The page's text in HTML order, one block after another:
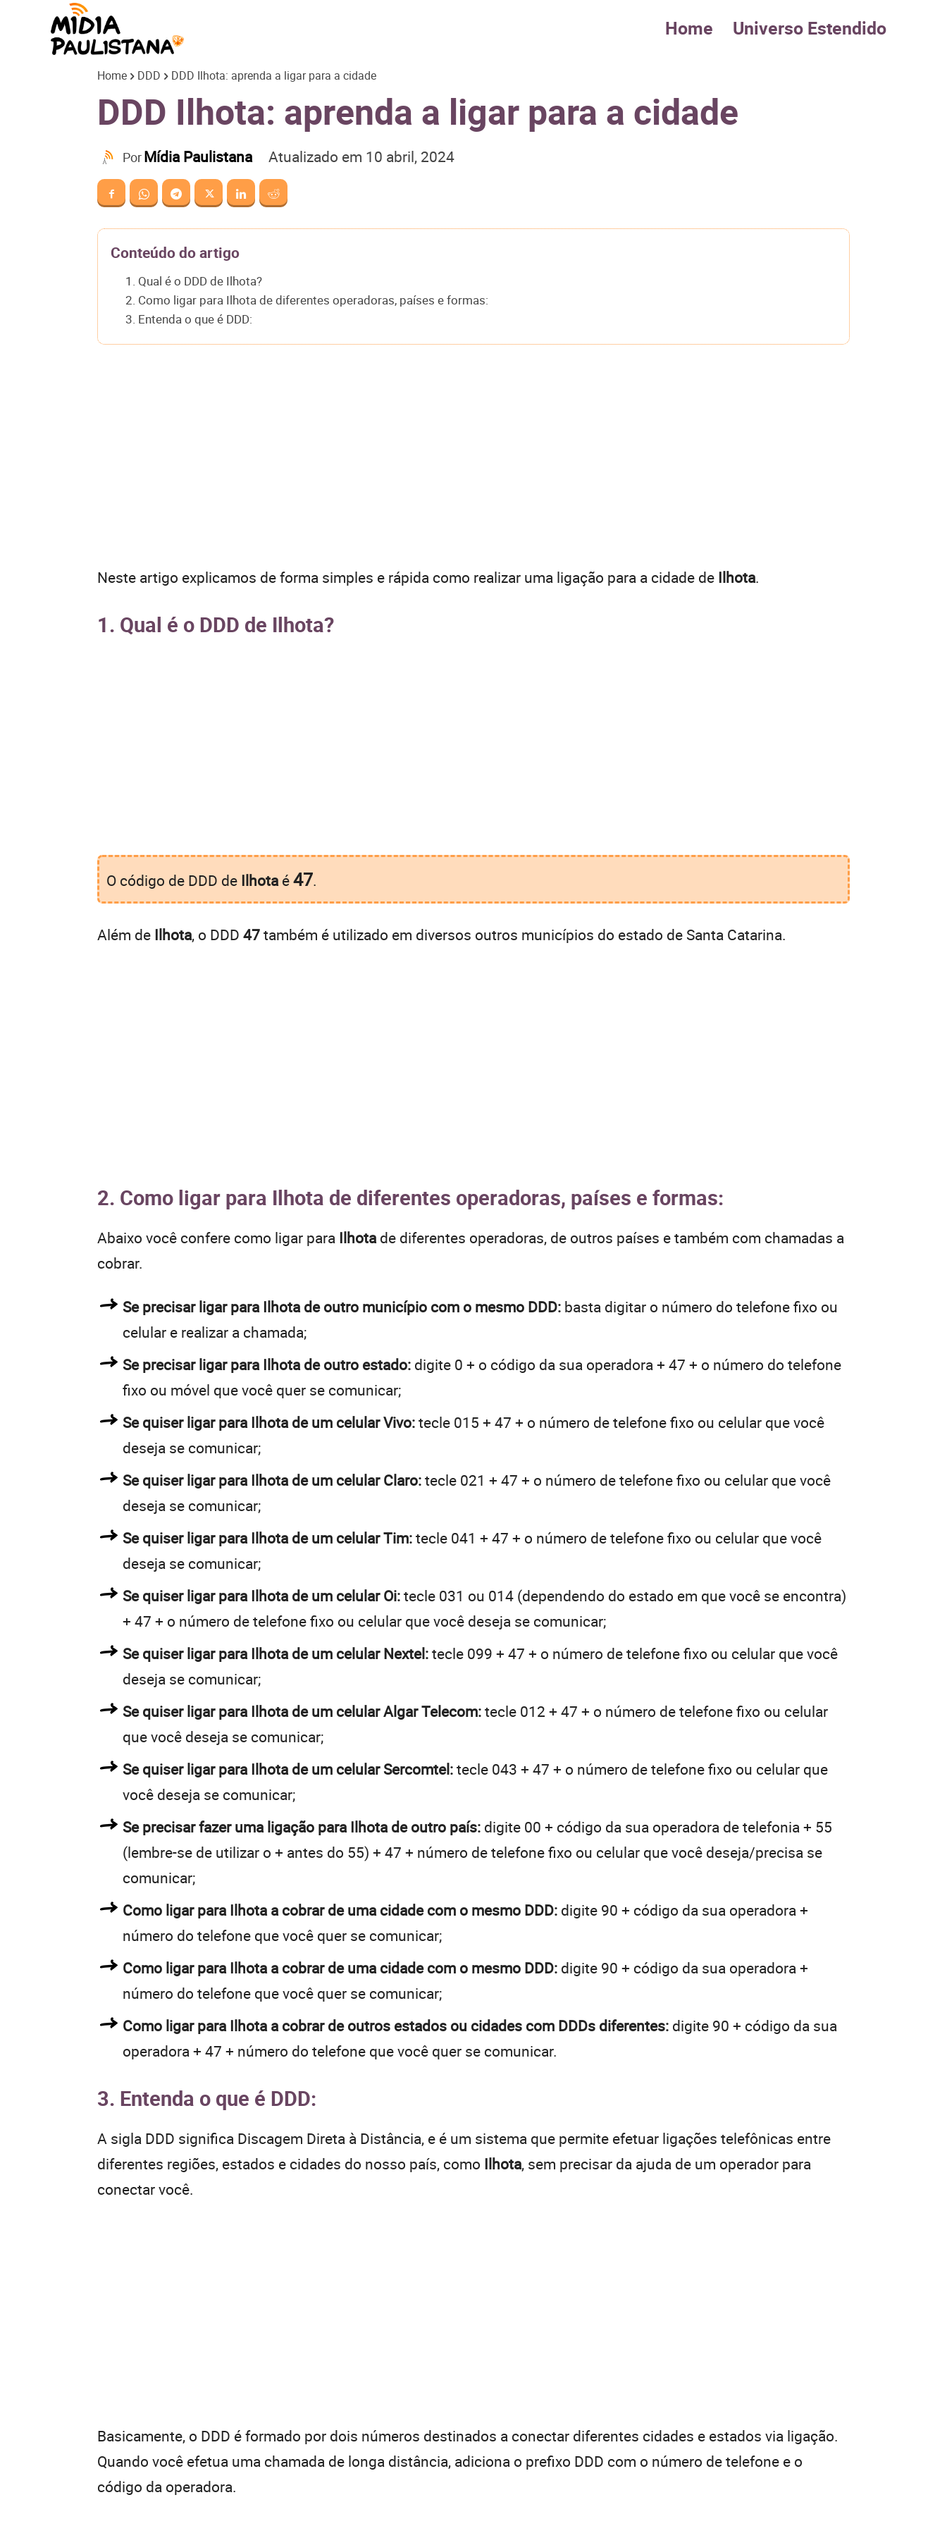
Paulistana
Home Universo Estendido
Home DDD DDD Ilhota: aprenda a ligar para a cidade
DDD Ilhota: aprenda a ligar para a cidade
PorMídia Paulistana Atualizado em 10 abril, 2024
Conteúdo do artigo
1. Qual é o DDD de Ilhota?
2. Como ligar para Ilhota de diferentes operadoras, países e formas:
3. Entenda o que é DDD:
Neste artigo explicamos de forma simples e rápida como realizar uma ligação para a cidade de Ilhota.
1. Qual é o DDD de Ilhota?
O código de DDD de Ilhotaé47.
Além de Ilhota, o DDD 47também é utilizado em diversos outros municípios do estado de Santa Catarina.
2. Como ligar para Ilhota de diferentes operadoras, países e formas:
Abaixo você confere como ligar para Ilhotade diferentes operadoras, de outros países e também com chamadas a
cobrar.
Se precisar ligar para Ilhota de outro município com o mesmo DDD: basta digitar o número do telefone fixo ou
celular e realizar a chamada;
Se precisar ligar para Ilhota de outro estado: digite 0 + o código da sua operadora + 47 + o número do telefone
fixo ou móvel que você quer se comunicar;
Se quiser ligar para Ilhota de um celular Vivo:tecle 015 + 47 + o número de telefone fixo ou celular que você
deseja se comunicar;
Se quiser ligar para Ilhota de um celular Claro:tecle 021 + 47 + o número de telefone fixo ou celular que você
deseja se comunicar;
Se quiser ligar para Ilhota de um celular Tim:tecle 041 + 47 + o número de telefone fixo ou celular que você
deseja se comunicar;
Se quiser ligar para Ilhota de um celular Oi:tecle 031 ou 014 (dependendo do estado em que você se encontra)
+ 47 + o número de telefone fixo ou celular que você deseja se comunicar;
Se quiser ligar para Ilhota de um celular Nextel:tecle 099 + 47 + o número de telefone fixo ou celular que você
deseja se comunicar;
Se quiser ligar para Ilhota de um celular Algar Telecom:tecle 012 + 47 + o número de telefone fixo ou celular
que você deseja se comunicar;
Se quiser ligar para Ilhota de um celular Sercomtel:tecle 043 + 47 + o número de telefone fixo ou celular que
você deseja se comunicar;
Se precisar fazer uma ligação para Ilhota de outro país: digite 00 + código da sua operadora de telefonia + 55
(lembre-se de utilizar o + antes do 55) + 47 + número de telefone fixo ou celular que você deseja/precisa se
comunicar;
Como ligar para Ilhota a cobrar de uma cidade com o mesmo DDD: digite 90 + código da sua operadora +
número do telefone que você quer se comunicar;
Como ligar para Ilhota a cobrar de uma cidade com o mesmo DDD: digite 90 + código da sua operadora +
número do telefone que você quer se comunicar;
Como ligar para Ilhota a cobrar de outros estados ou cidades com DDDs diferentes: digite 90 + código da sua
operadora + 47 + número do telefone que você quer se comunicar.
3. Entenda o que é DDD:
A sigla DDD significa Discagem Direta à Distância, e é um sistema que permite efetuar ligações telefônicas entre
diferentes regiões, estados e cidades do nosso país, como Ilhota, sem precisar da ajuda de um operador para
conectar você.
Basicamente, o DDD é formado por dois números destinados a conectar diferentes cidades e estados via ligação.
Quando você efetua uma chamada de longa distância, adiciona o prefixo DDD com o número de telefone e o
código da operadora.